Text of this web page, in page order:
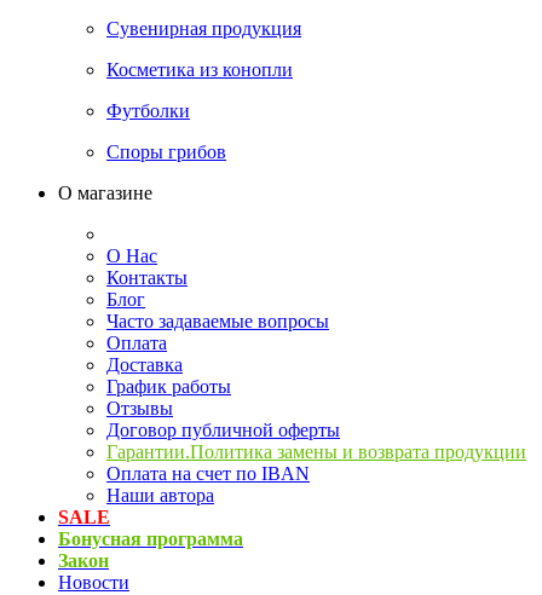
Сувенирная продукция
Косметика из конопли
Футболки
Споры грибов
О магазине
О Нас
Контакты
Блог
Часто задаваемые вопросы
Оплата
Доставка
График работы
Отзывы
Договор публичной оферты
Гарантии.Политика замены и возврата продукции
Оплата на счет по IBAN
Наши автора
SALE
Бонусная программа
Закон
Новости